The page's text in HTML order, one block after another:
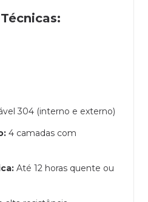
304 (interno e externo)
4 camadas com
Até 12 horas quente ou